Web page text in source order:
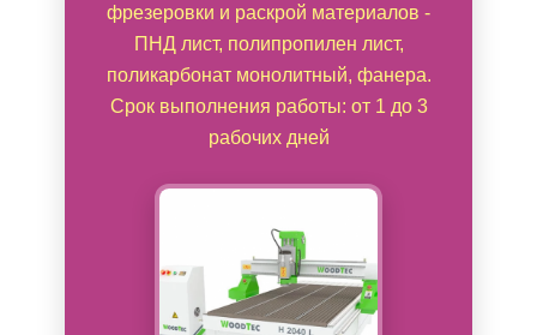
фрезеровки и раскрой материалов -
ПНД лист, полипропилен лист,
поликарбонат монолитный, фанера.
Срок выполнения работы: от 1 до 3
рабочих дней